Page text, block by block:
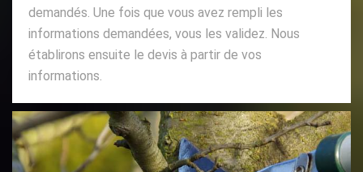
demandés. Une fois que vous avez rempli les
informations demandées, vous les validez. Nous
établirons ensuite le devis à partir de vos
informations.